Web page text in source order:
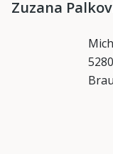
Zuzana
5280